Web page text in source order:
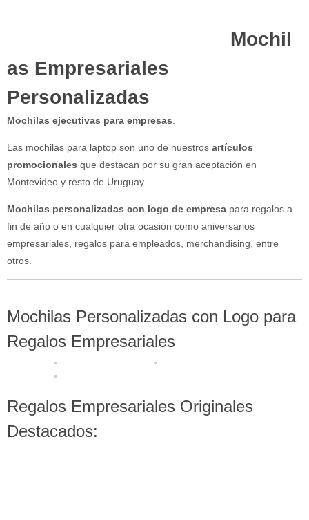
Mochil
as Empresariales
Personalizadas
Mochilas ejecutivas para empresas
Las mochilas para laptop son uno de nuestros artículos
promocionales que destacan por su gran aceptación en
Montevideo y resto de Uruguay.
Mochilas personalizadas con logo de empresa para regalos a
fin de año o en cualquier otra ocasión como aniversarios
empresariales, regalos para empleados, merchandising, entre
otros.
Mochilas Personalizadas con Logo para
Regalos Empresariales
Regalos Empresariales Originales
Destacados: